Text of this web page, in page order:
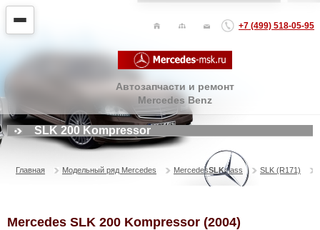
+7 (499) 518-05-95
Автозапчасти и ремонт
Mercedes Benz
SLK 200 Kompressor
Главная Модельный ряд Mercedes MercedesSLKclass SLK (R171)
Mercedes SLK 200 Kompressor (2004)